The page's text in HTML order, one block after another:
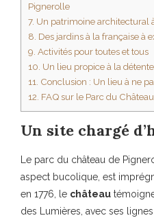
Pignerolle
7. Un patrimoine architectural
8. Des jardins à la française à
9. Activités pour toutes et tous
10. Un lieu propice à la détente
11. Conclusion : Un lieu à ne
12. FAQ sur le Parc du
Un site chargé
Le parc du château de
aspect bucolique, est
en 1776, le château
des Lumières, avec ses